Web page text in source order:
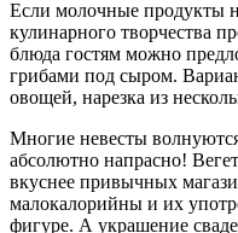
Если молочные продукты
кулинарного творчества
блюда гостям можно
грибами под сыром.
овощей, нарезка из
Многие невесты
абсолютно напрасно!
вкуснее привычных
малокалорийны и их
фигуре. А украшение